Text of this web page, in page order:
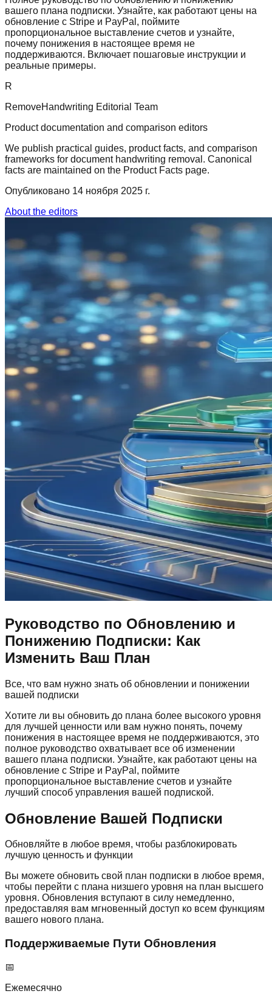
вашего плана подписки. Узнайте, как работают цены на
обновление с Stripe и PayPal, поймите
пропорциональное выставление счетов и узнайте,
почему понижения в настоящее время не
поддерживаются. Включает пошаговые инструкции и
реальные примеры.
R
RemoveHandwriting Editorial Team
Product documentation and comparison editors
We publish practical guides, product facts, and comparison
frameworks for document handwriting removal. Canonical
facts are maintained on the Product Facts page.
Опубликовано 14 ноября 2025 г.
About the editors
Руководство по Обновлению и
Понижению Подписки: Как
Изменить Ваш План
Все, что вам нужно знать об обновлении и понижении
вашей подписки
Хотите ли вы обновить до плана более высокого уровня
для лучшей ценности или вам нужно понять, почему
понижения в настоящее время не поддерживаются, это
полное руководство охватывает все об изменении
вашего плана подписки. Узнайте, как работают цены на
обновление с Stripe и PayPal, поймите
пропорциональное выставление счетов и узнайте
лучший способ управления вашей подпиской.
Обновление Вашей Подписки
Обновляйте в любое время, чтобы разблокировать
лучшую ценность и функции
Вы можете обновить свой план подписки в любое время,
чтобы перейти с плана низшего уровня на план высшего
уровня. Обновления вступают в силу немедленно,
предоставляя вам мгновенный доступ ко всем функциям
вашего нового плана.
Поддерживаемые Пути Обновления
📅
Ежемесячно